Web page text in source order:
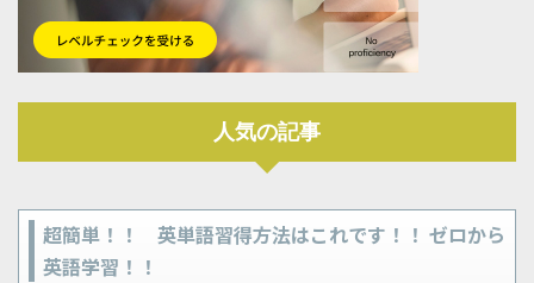
人気の記事
超簡単！！ 英単語習得方法はこれです！！ ゼロから
英語学習！！